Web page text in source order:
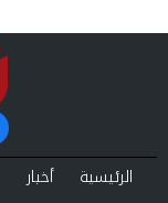
الرئيسية أخبار